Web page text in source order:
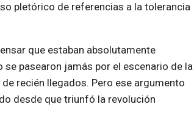
pletórico de referencias a la tolerancia
que estaban absolutamente
pasearon jamás por el escenario de la
recién llegados. Pero ese argumento
desde que triunfó la revolución